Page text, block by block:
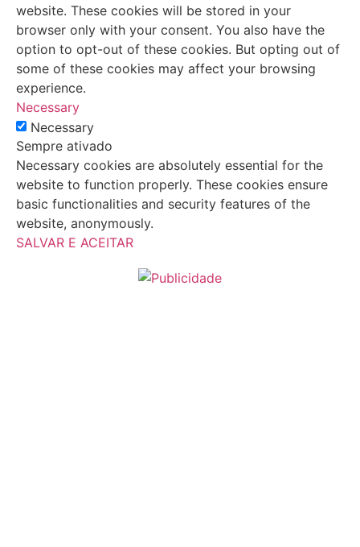
website. These cookies will be stored in your
browser only with your consent. You also have the
option to opt-out of these cookies. But opting out of
some of these cookies may affect your browsing
experience.
Necessary
Necessary
Sempre ativado
Necessary cookies are absolutely essential for the
website to function properly. These cookies ensure
basic functionalities and security features of the
website, anonymously.
SALVAR E ACEITAR